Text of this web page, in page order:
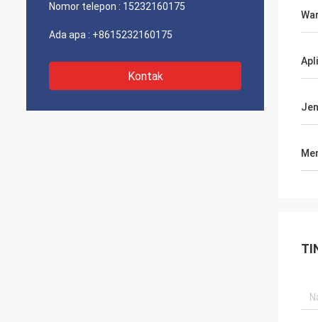
Nomor telepon : 15232160175
Ada apa : +8615232160175
Kontak